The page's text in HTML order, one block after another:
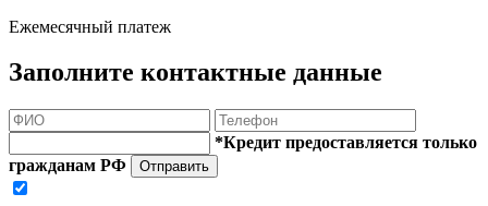
Ежемесячный платеж
Заполните контактные данные
*Кредит предоставляется только
гражданам РФ
Отправить